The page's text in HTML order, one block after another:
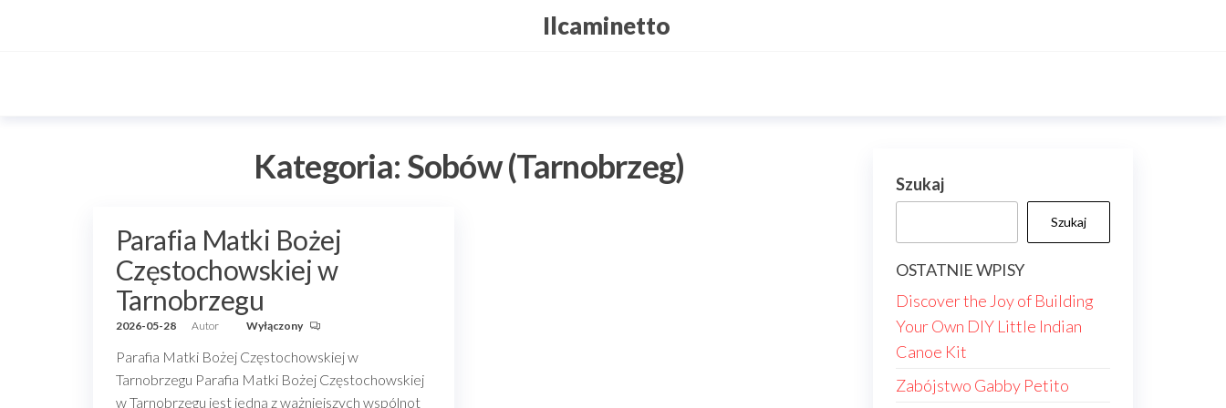
Ilcaminetto
Kategoria: Sobów (Tarnobrzeg)
Parafia Matki Bożej
Częstochowskiej w
Tarnobrzegu
2026-05-28 Autor Wyłączony
Parafia Matki Bożej Częstochowskiej w
Tarnobrzegu Parafia Matki Bożej Częstochowskiej
w Tarnobrzegu jest jedną z ważniejszych wspólnot
Szukaj
Szukaj
OSTATNIE WPISY
Discover the Joy of Building
Your Own DIY Little Indian
Canoe Kit
Zabójstwo Gabby Petito